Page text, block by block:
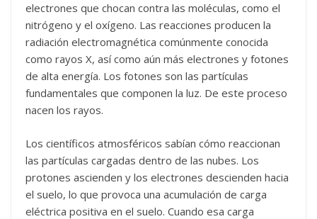
electrones que chocan contra las moléculas, como el
nitrógeno y el oxígeno. Las reacciones producen la
radiación electromagnética comúnmente conocida
como rayos X, así como aún más electrones y fotones
de alta energía. Los fotones son las partículas
fundamentales que componen la luz. De este proceso
nacen los rayos.
Los científicos atmosféricos sabían cómo reaccionan
las partículas cargadas dentro de las nubes. Los
protones ascienden y los electrones descienden hacia
el suelo, lo que provoca una acumulación de carga
eléctrica positiva en el suelo. Cuando esa carga